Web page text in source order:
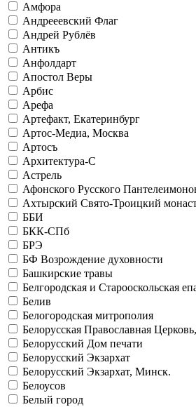
Амфора
Андрееевский Флаг
Андрей Рублёв
Антикъ
Анфолдарт
Апостол Веры
Арбис
Арефа
Артефакт, Екатеринбург
Артос-Медиа, Москва
Артосъ
Архитектура-С
Астрель
Афонского Русского
Ахтырский Свято-Троицкий
ББИ
БКК-СПб
БРЭ
БФ Возрождение духовности
Башкирские травы
Белгородская и Старооскольская
Белив
Белогородская митрополия
Белорусская Православная
Белорусский Дом печати
Белорусский Экзархат
Белорусский Экзархат, Минск.
Белоусов
Белый город